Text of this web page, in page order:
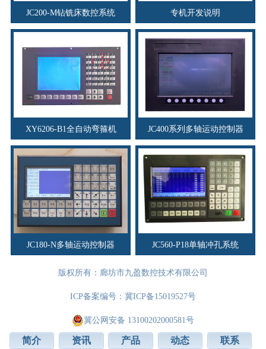
JC200-M钻铣床数控系统 专机开发说明
XY6206-B1全自动弯箍机 JC400系列多轴运动控制器
JC180-N多轴运动控制器 JC560-P18单轴冲孔系统
版权所有：廊坊市九盈数控技术有限公司
ICP备案编号： 冀ICP备15019527号
冀公网安备 13100202000581号
简介 资讯 产品 动态 联系